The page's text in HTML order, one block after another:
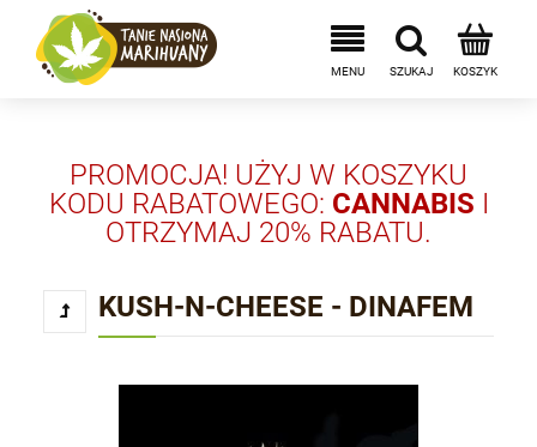
PROMOCJA! UŻYJ W KOSZYKU
KODU RABATOWEGO: CANNABIS I
OTRZYMAJ 20% RABATU.
KUSH-N-CHEESE - DINAFEM